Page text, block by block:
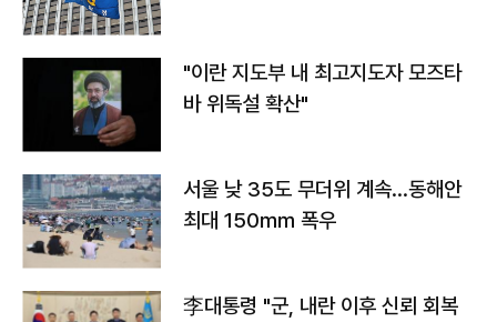
"이란 지도부 내 최고지도자 모즈타
바 위독설 확산"
서울 낮 35도 무더위 계속…동해안
최대 150㎜ 폭우
李대통령 "군, 내란 이후 신뢰 회복